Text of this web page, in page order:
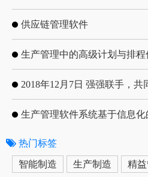
供应链管理软件
生产管理中的高级计划与排程
热门标签
智能制造 生产制造 精益